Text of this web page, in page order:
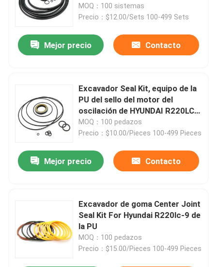
excavador DX225
MOQ：100 sistemas
Precio：$12.00/Sets 100-499 Sets
Mejor precio Contacto
Excavador Seal Kit, equipo de la
PU del sello del motor del
oscilación de HYUNDAI R220LC-
9
MOQ：100 pedazos
Precio：$10.00/Pieces 100-499 Pieces
Mejor precio Contacto
Excavador de goma Center Joint
Seal Kit For Hyundai R220lc-9 de
la PU
MOQ：100 pedazos
Precio：$15.00/Pieces 100-499 Pieces